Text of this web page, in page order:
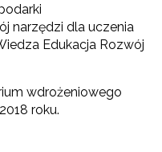
narzędzi dla uczenia
Edukacja Rozwój
wdrożeniowego
roku.
najnowszymi